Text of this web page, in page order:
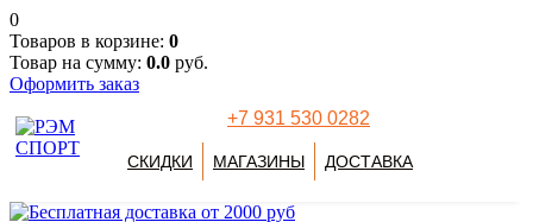
0
Товаров в корзине: 0
Товар на сумму: 0.0 руб.
Оформить заказ
+7 931 530 0282
СКИДКИ МАГАЗИНЫ ДОСТАВКА